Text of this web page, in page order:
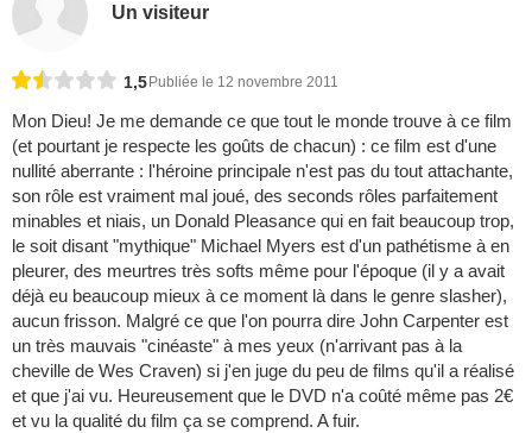
Un visiteur
1,5 Publiée le 12 novembre 2011
Mon Dieu! Je me demande ce que tout le monde trouve à ce film
(et pourtant je respecte les goûts de chacun) : ce film est d'une
nullité aberrante : l'héroine principale n'est pas du tout attachante,
son rôle est vraiment mal joué, des seconds rôles parfaitement
minables et niais, un Donald Pleasance qui en fait beaucoup trop,
le soit disant "mythique" Michael Myers est d'un pathétisme à en
pleurer, des meurtres très softs même pour l'époque (il y a avait
déjà eu beaucoup mieux à ce moment là dans le genre slasher),
aucun frisson. Malgré ce que l'on pourra dire John Carpenter est
un très mauvais "cinéaste" à mes yeux (n'arrivant pas à la
cheville de Wes Craven) si j'en juge du peu de films qu'il a réalisé
et que j'ai vu. Heureusement que le DVD n'a coûté même pas 2€
et vu la qualité du film ça se comprend. A fuir.